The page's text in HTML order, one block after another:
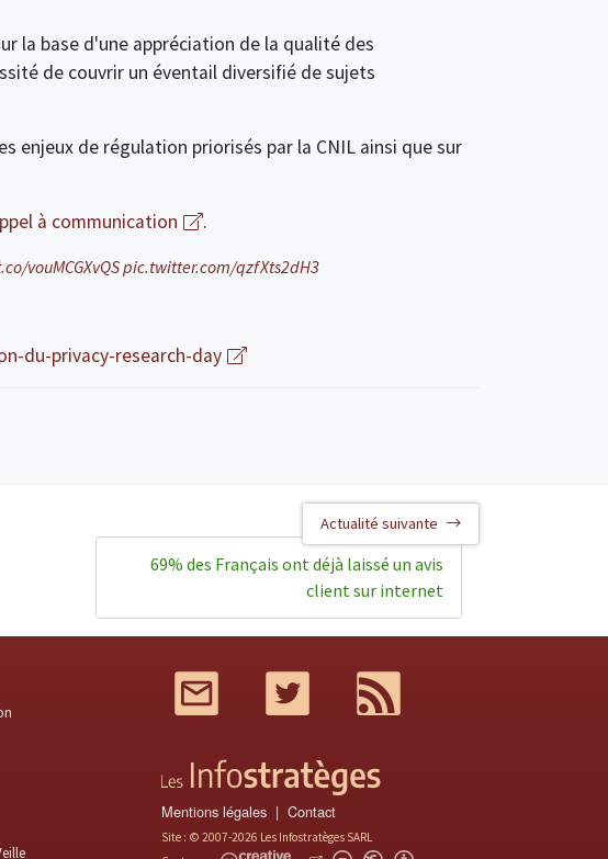
la base d'une appréciation de la qualité des
de couvrir un éventail diversifié de sujets
enjeux de régulation priorisés par la CNIL ainsi que sur
à communication .
vouMCGXvQSpic.twitter.com/qzfXts2dH3
du-privacy-research-day
Actualité suivante
69% des Français ont déjà laissé un avis
client sur internet
Twitter
Mentions légales Contact
Site : © 2007-2026 Les Infostratèges SARL